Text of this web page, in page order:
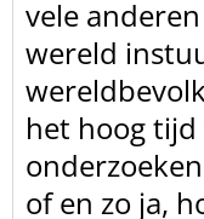
vele
wereld
het hoog
onderzoeken
of en zo ja,